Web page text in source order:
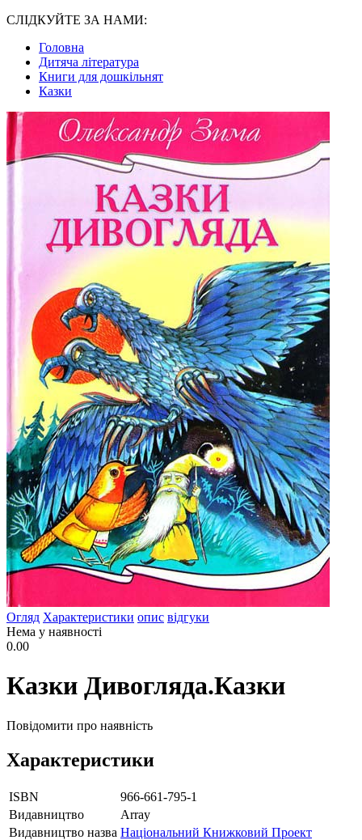
СЛІДКУЙТЕ ЗА НАМИ:
Головна
Дитяча література
Книги для дошкільнят
Казки
Огляд Характеристики опис відгуки
Нема у наявності
0.00
Казки Дивогляда.Казки
Повідомити про наявність
Характеристики
ISBN
966-661-795-1
Видавництво
Array
Видавництво назва Національний Книжковий Проект